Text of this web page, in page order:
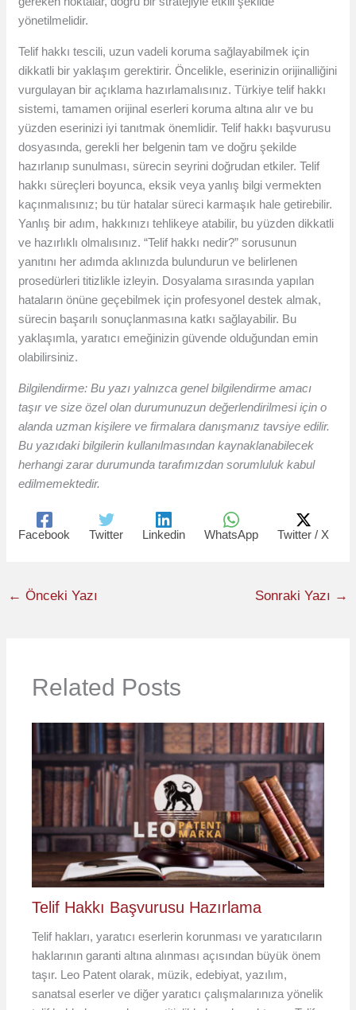
yönetilmelidir.
Telif hakkı tescili, uzun vadeli koruma sağlayabilmek için
dikkatli bir yaklaşım gerektirir. Öncelikle, eserinizin orijinalliğini
vurgulayan bir açıklama hazırlamalısınız. Türkiye telif hakkı
sistemi, tamamen orijinal eserleri koruma altına alır ve bu
yüzden eserinizi iyi tanıtmak önemlidir. Telif hakkı başvurusu
dosyasında, gerekli her belgenin tam ve doğru şekilde
hazırlanıp sunulması, sürecin seyrini doğrudan etkiler. Telif
hakkı süreçleri boyunca, eksik veya yanlış bilgi vermekten
kaçınmalısınız; bu tür hatalar süreci karmaşık hale getirebilir.
Yanlış bir adım, hakkınızı tehlikeye atabilir, bu yüzden dikkatli
ve hazırlıklı olmalısınız. “Telif hakkı nedir?” sorusunun
yanıtını her adımda aklınızda bulundurun ve belirlenen
prosedürleri titizlikle izleyin. Dosyalama sırasında yapılan
hataların önüne geçebilmek için profesyonel destek almak,
sürecin başarılı sonuçlanmasına katkı sağlayabilir. Bu
yaklaşımla, yaratıcı emeğinizin güvende olduğundan emin
olabilirsiniz.
Bilgilendirme: Bu yazı yalnızca genel bilgilendirme amacı
taşır ve size özel olan durumunuzun değerlendirilmesi için o
alanda uzman kişilere ve firmalara danışmanız tavsiye edilir.
Bu yazıdaki bilgilerin kullanılmasından kaynaklanabilecek
herhangi zarar durumunda tarafımızdan sorumluluk kabul
edilmemektedir.
Facebook Twitter Linkedin WhatsApp Twitter / X
← Önceki Yazı Sonraki Yazı →
Related Posts
Telif Hakkı Başvurusu Hazırlama
Telif hakları, yaratıcı eserlerin korunması ve yaratıcıların
haklarının garanti altına alınması açısından büyük önem
taşır. Leo Patent olarak, müzik, edebiyat, yazılım,
sanatsal eserler ve diğer yaratıcı çalışmalarınıza yönelik